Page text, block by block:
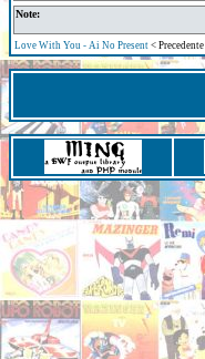
Note:
Love With You - Ai No Present < Precedente